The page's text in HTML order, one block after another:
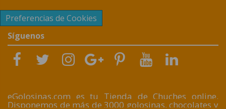
Preferencias de Cookies
Síguenos
eGolosinas.com es tu Tienda de Chuches online.
Disponemos de más de 3000 golosinas, chocolates y